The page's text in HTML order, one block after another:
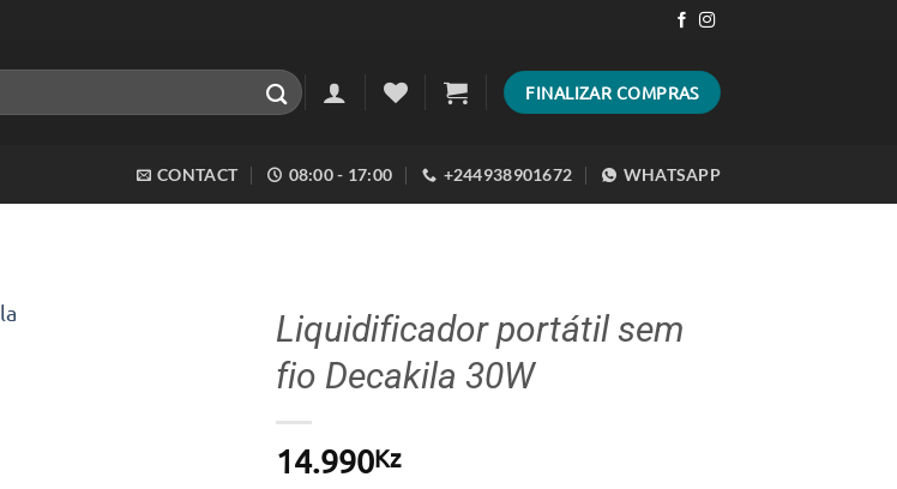
FINALIZAR COMPRAS
CONTACT 08:00 - 17:00 +244938901672 WHATSAPP
Liquidificador portátil sem
fio Decakila 30W
14.990Kz